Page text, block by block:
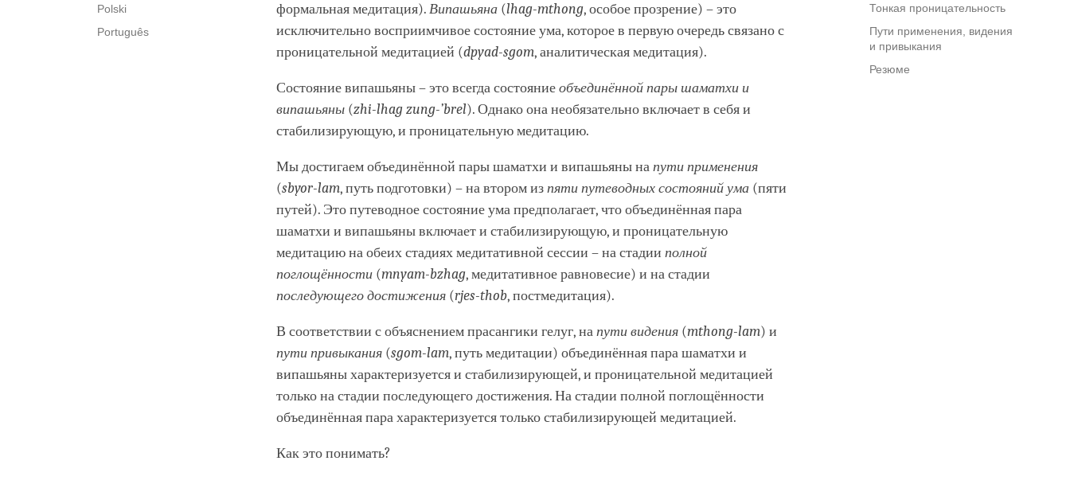
Тонкая проницательность
Пути применения, видения
и привыкания
Резюме
Polski
Português
формальная медитация).Випашьяна (lhag-mthong, особое прозрение) – это
исключительно восприимчивое состояние ума, которое в первую очередь связано с
проницательной медитацией (dpyad-sgom, аналитическая медитация).
Состояние випашьяны – это всегда состояниеобъединённой пары шаматхи и
випашьяны (zhi-lhag zung-’brel). Однако она необязательно включает в себя и
стабилизирующую, и проницательную медитацию.
Мы достигаем объединённой пары шаматхи и випашьяны напути применения
(sbyor-lam, путь подготовки) – на втором изпяти путеводных состояний ума (пяти
путей). Это путеводное состояние ума предполагает, что объединённая пара
шаматхи и випашьяны включает и стабилизирующую, и проницательную
медитацию на обеих стадиях медитативной сессии – на стадии полной
поглощённости (mnyam-bzhag, медитативное равновесие) и на стадии
последующего достижения (rjes-thob, постмедитация).
В соответствии с объяснением прасангики гелуг, напути видения (mthong-lam) и
пути привыкания (sgom-lam, путь медитации) объединённая пара шаматхи и
випашьяны характеризуется и стабилизирующей, и проницательной медитацией
только на стадии последующего достижения. На стадии полной поглощённости
объединённая пара характеризуется только стабилизирующей медитацией.
Как это понимать?